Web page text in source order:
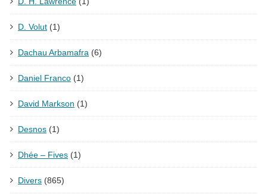
D. Volut (1)
Dachau Arbamafra (6)
Daniel Franco (1)
David Markson (1)
Desnos (1)
Dhée – Fives (1)
Divers (865)